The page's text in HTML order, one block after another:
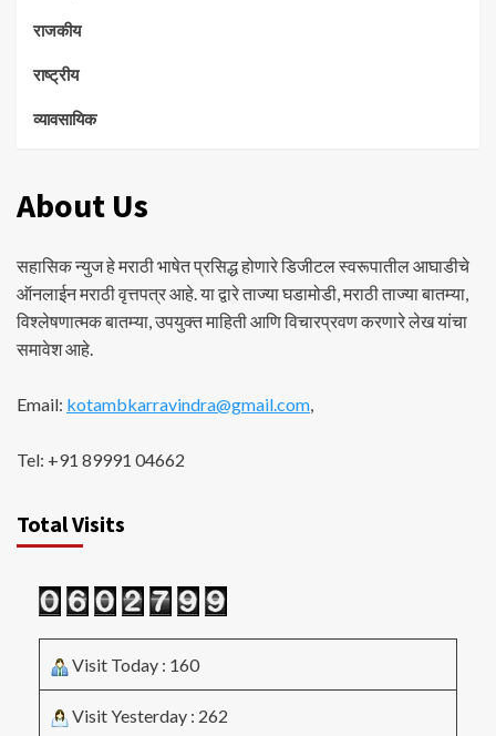
राजकीय
राष्ट्रीय
व्यावसायिक
About Us
सहासिक न्युज हे मराठी भाषेत प्रसिद्ध होणारे डिजीटल स्वरूपातील आघाडीचे
ऑनलाईन मराठी वृत्तपत्र आहे. या द्वारे ताज्या घडामोडी, मराठी ताज्या बातम्या,
विश्लेषणात्मक बातम्या, उपयुक्त माहिती आणि विचारप्रवण करणारे लेख यांचा
समावेश आहे.
Email: kotambkarravindra@gmail.com,
Tel: +91 89991 04662
Total Visits
Visit Today : 160
Visit Yesterday : 262